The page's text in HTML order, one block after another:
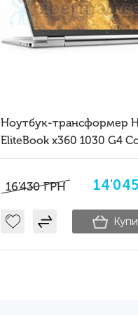
Ноутбук HP
10Gen